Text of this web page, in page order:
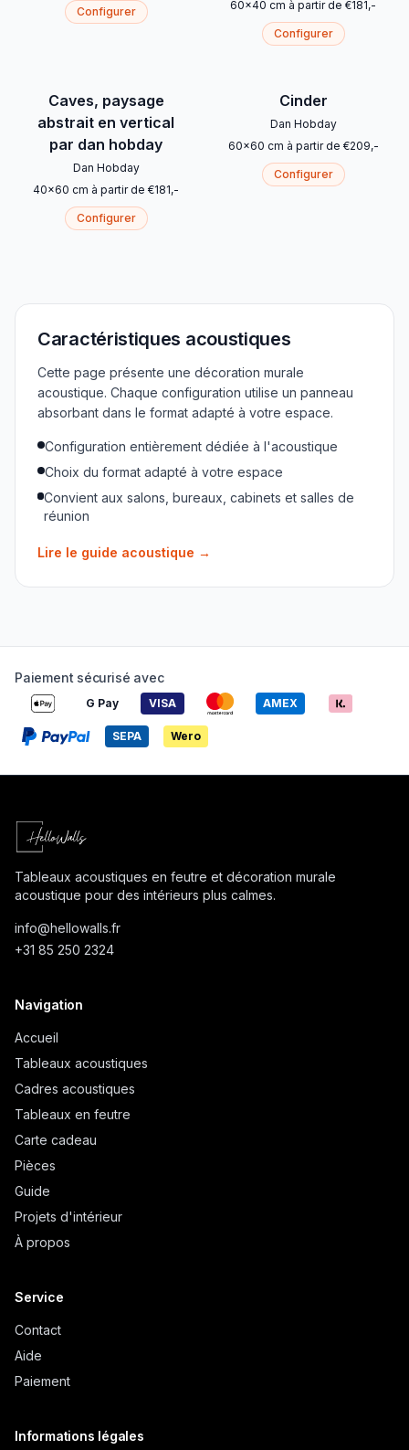
Configurer
60x40 cm à partir de €181,-
Configurer
Caves, paysage
abstrait en vertical
par dan hobday
Dan Hobday
40x60 cm à partir de €181,-
Configurer
Cinder
Dan Hobday
60x60 cm à partir de €209,-
Configurer
Caractéristiques acoustiques
Cette page présente une décoration murale
acoustique. Chaque configuration utilise un panneau
absorbant dans le format adapté à votre espace.
Configuration entièrement dédiée à l'acoustique
Choix du format adapté à votre espace
Convient aux salons, bureaux, cabinets et salles de
réunion
Lire le guide acoustique →
Paiement sécurisé avec
G Pay VISA AMEX
SEPA Wero
Tableaux acoustiques en feutre et décoration murale
acoustique pour des intérieurs plus calmes.
info@hellowalls.fr
+31 85 250 2324
Navigation
Accueil
Tableaux acoustiques
Cadres acoustiques
Tableaux en feutre
Carte cadeau
Pièces
Guide
Projets d'intérieur
À propos
Service
Contact
Aide
Paiement
Informations légales